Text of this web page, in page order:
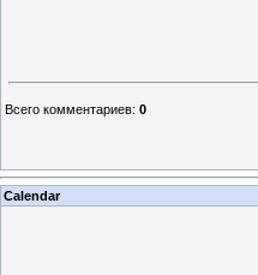
Всего комментариев: 0
Calendar